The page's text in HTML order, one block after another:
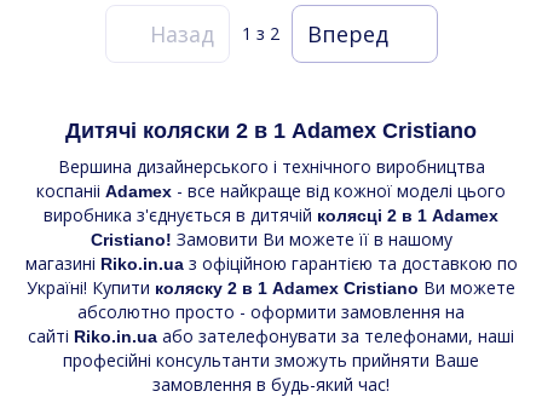
Назад 1 з 2 Вперед
Дитячі коляски 2 в 1 Adamex Cristiano
Вершина дизайнерського і технічного виробництва
коспаніі Adamex - все найкраще від кожної моделі цього
виробника з'єднується в дитячій колясці 2 в 1 Adamex
Cristiano! Замовити Ви можете її в нашому
магазині Riko.in.uaз офіційною гарантією та доставкою по
Україні! Купити коляску 2 в 1 Adamex Cristiano Ви можете
абсолютно просто - оформити замовлення на
сайті Riko.in.ua або зателефонувати за телефонами, наші
професійні консультанти зможуть прийняти Ваше
замовлення в будь-який час!